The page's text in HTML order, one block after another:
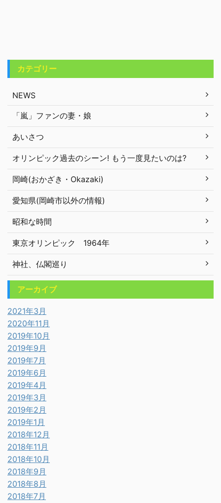
カテゴリー
NEWS
「嵐」ファンの妻・娘
あいさつ
オリンピック過去のシーン! もう一度見たいのは?
岡崎(おかざき・Okazaki)
愛知県(岡崎市以外の情報)
昭和な時間
東京オリンピック 1964年
神社、仏閣巡り
アーカイブ
2021年3月
2020年11月
2019年10月
2019年9月
2019年7月
2019年6月
2019年4月
2019年3月
2019年2月
2019年1月
2018年12月
2018年11月
2018年10月
2018年9月
2018年8月
2018年7月